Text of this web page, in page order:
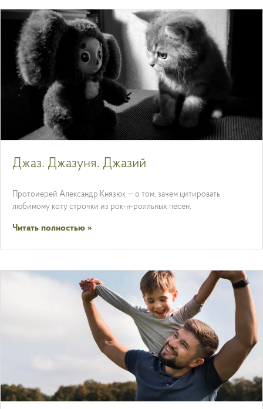
Джаз. Джазуня. Джазий
Протоиерей Александр Князюк — о том, зачем цитировать
любимому коту строчки из рок-н-ролльных песен.
Читать полностью »